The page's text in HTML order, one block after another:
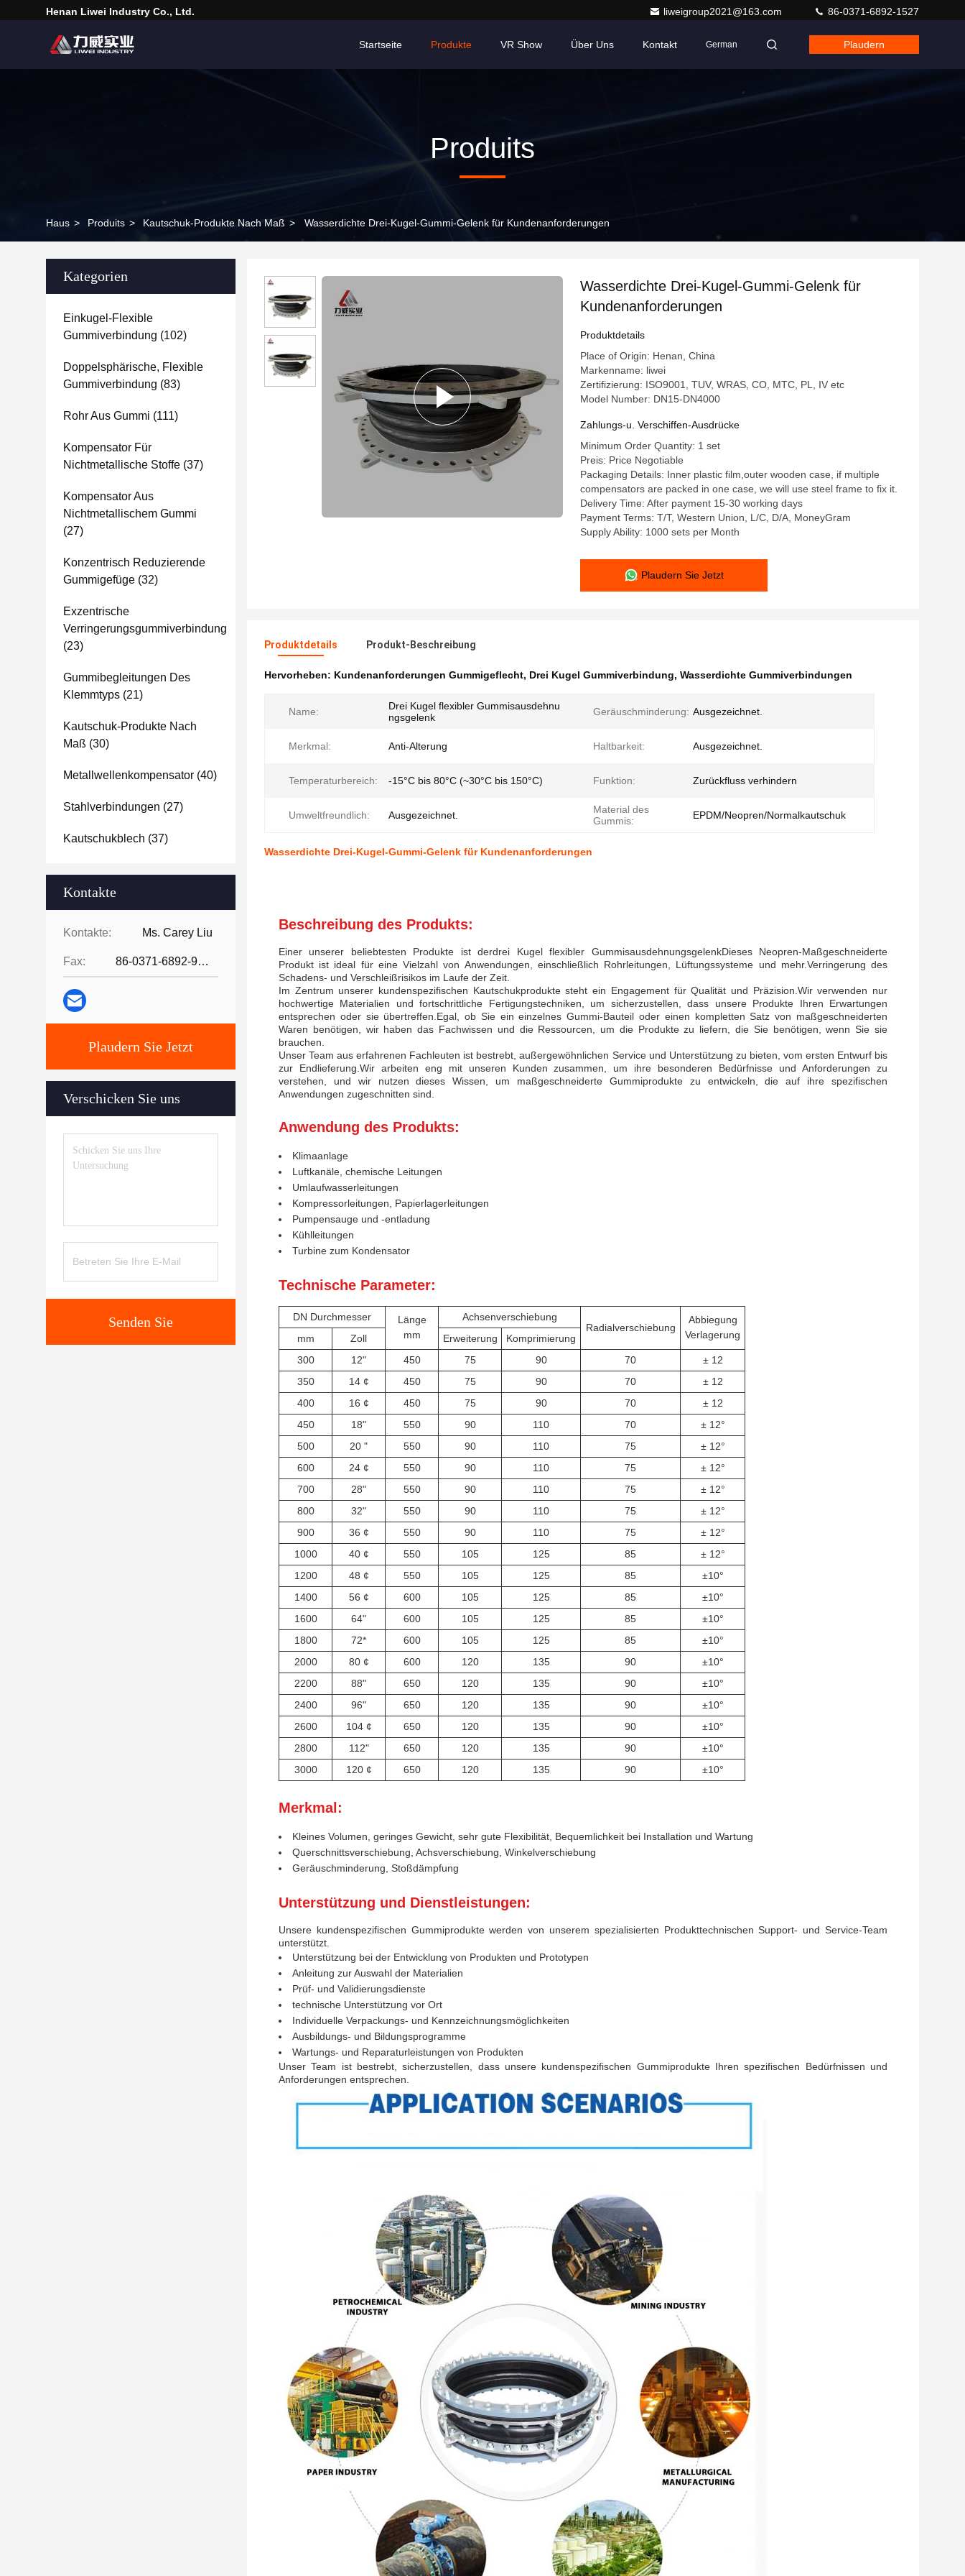
Henan Liwei Industry Co., Ltd. liweigroup2021@163.com 86-0371-6892-1527
Startseite Produkte VR Show Über Uns Kontakt German Plaudern
Produits
Haus > Produits > Kautschuk-Produkte Nach Maß > Wasserdichte Drei-Kugel-Gummi-Gelenk für Kundenanforderungen
Kategorien
Einkugel-Flexible
Gummiverbindung (102)
Doppelsphärische, Flexible
Gummiverbindung (83)
Rohr Aus Gummi (111)
Kompensator Für
Nichtmetallische Stoffe (37)
Kompensator Aus
Nichtmetallischem Gummi
(27)
Konzentrisch Reduzierende
Gummigefüge (32)
Exzentrische
Verringerungsgummiverbindung
(23)
Gummibegleitungen Des
Klemmtyps (21)
Kautschuk-Produkte Nach
Maß (30)
Metallwellenkompensator (40)
Stahlverbindungen (27)
Kautschukblech (37)
Kontakte
Kontakte: Ms. Carey Liu
Fax: 86-0371-6892-9024
Plaudern Sie Jetzt
Verschicken Sie uns
Senden Sie
Wasserdichte Drei-Kugel-Gummi-Gelenk für
Kundenanforderungen
Produktdetails
Place of Origin: Henan, China
Markenname: liwei
Zertifizierung: ISO9001, TUV, WRAS, CO, MTC, PL, IV etc
Model Number: DN15-DN4000
Zahlungs-u. Verschiffen-Ausdrücke
Minimum Order Quantity: 1 set
Preis: Price Negotiable
Packaging Details: Inner plastic film,outer wooden case, if multiple
compensators are packed in one case, we will use steel frame to fix it.
Delivery Time: After payment 15-30 working days
Payment Terms: T/T, Western Union, L/C, D/A, MoneyGram
Supply Ability: 1000 sets per Month
Plaudern Sie Jetzt
Produktdetails Produkt-Beschreibung
Hervorheben: Kundenanforderungen Gummigeflecht, Drei Kugel Gummiverbindung, Wasserdichte Gummiverbindungen
Name:
Drei Kugel flexibler Gummisausdehnu
ngsgelenk
Geräuschminderung: Ausgezeichnet.
Merkmal: Anti-Alterung Haltbarkeit: Ausgezeichnet.
Temperaturbereich: -15°C bis 80°C (~30°C bis 150°C) Funktion: Zurückfluss verhindern
Umweltfreundlich: Ausgezeichnet.
Material des
Gummis:
EPDM/Neopren/Normalkautschuk
Wasserdichte Drei-Kugel-Gummi-Gelenk für Kundenanforderungen
Beschreibung des Produkts:
Einer unserer beliebtesten Produkte ist derdrei Kugel flexibler GummisausdehnungsgelenkDieses Neopren-Maßgeschneiderte
Produkt ist ideal für eine Vielzahl von Anwendungen, einschließlich Rohrleitungen, Lüftungssysteme und mehr.Verringerung des
Schadens- und Verschleißrisikos im Laufe der Zeit.
Im Zentrum unserer kundenspezifischen Kautschukprodukte steht ein Engagement für Qualität und Präzision.Wir verwenden nur
hochwertige Materialien und fortschrittliche Fertigungstechniken, um sicherzustellen, dass unsere Produkte Ihren Erwartungen
entsprechen oder sie übertreffen.Egal, ob Sie ein einzelnes Gummi-Bauteil oder einen kompletten Satz von maßgeschneiderten
Waren benötigen, wir haben das Fachwissen und die Ressourcen, um die Produkte zu liefern, die Sie benötigen, wenn Sie sie
brauchen.
Unser Team aus erfahrenen Fachleuten ist bestrebt, außergewöhnlichen Service und Unterstützung zu bieten, vom ersten Entwurf bis
zur Endlieferung.Wir arbeiten eng mit unseren Kunden zusammen, um ihre besonderen Bedürfnisse und Anforderungen zu
verstehen, und wir nutzen dieses Wissen, um maßgeschneiderte Gummiprodukte zu entwickeln, die auf ihre spezifischen
Anwendungen zugeschnitten sind.
Anwendung des Produkts:
Klimaanlage
Luftkanäle, chemische Leitungen
Umlaufwasserleitungen
Kompressorleitungen, Papierlagerleitungen
Pumpensauge und -entladung
Kühlleitungen
Turbine zum Kondensator
Technische Parameter:
DN Durchmesser
Länge
mm
Achsenverschiebung
Radialverschiebung
Abbiegung
Verlagerung
mm Zoll Erweiterung
Komprimierung
300
12" 450 75 90 70
± 12
350
14 ¢ 450 75 90 70
± 12
400
16 ¢ 450 75 90 70
± 12
450
18" 550 90 110 70
± 12°
500
20 " 550 90 110 75
± 12°
600
24 ¢ 550 90 110 75
± 12°
700
28" 550 90 110 75
± 12°
800
32" 550 90 110 75
± 12°
900
36 ¢ 550 90 110 75
± 12°
1000
40 ¢ 550 105 125 85
± 12°
1200
48 ¢ 550 105 125 85
±10°
1400
56 ¢ 600 105 125 85
±10°
1600
64" 600 105 125 85
±10°
1800
72* 600 105 125 85
±10°
2000
80 ¢ 600 120 135 90
±10°
2200
88" 650 120 135 90
±10°
2400
96" 650 120 135 90
±10°
2600
104 ¢ 650 120 135 90
±10°
2800
112" 650 120 135 90
±10°
3000
120 ¢ 650 120 135 90 ±10°
Merkmal :
Kleines Volumen, geringes Gewicht, sehr gute Flexibilität, Bequemlichkeit bei Installation und Wartung
Querschnittsverschiebung, Achsverschiebung, Winkelverschiebung
Geräuschminderung, Stoßdämpfung
Unterstützung und Dienstleistungen:
Unsere kundenspezifischen Gummiprodukte werden von unserem spezialisierten Produkttechnischen Support- und Service-Team
unterstützt.
Unterstützung bei der Entwicklung von Produkten und Prototypen
Anleitung zur Auswahl der Materialien
Prüf- und Validierungsdienste
technische Unterstützung vor Ort
Individuelle Verpackungs- und Kennzeichnungsmöglichkeiten
Ausbildungs- und Bildungsprogramme
Wartungs- und Reparaturleistungen von Produkten
Unser Team ist bestrebt, sicherzustellen, dass unsere kundenspezifischen Gummiprodukte Ihren spezifischen Bedürfnissen und
Anforderungen entsprechen.